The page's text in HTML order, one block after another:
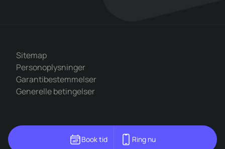
Sitemap
Personoplysninger
Garantibestemmelser
Generelle betingelser
Book tid 70707787
Ring nu